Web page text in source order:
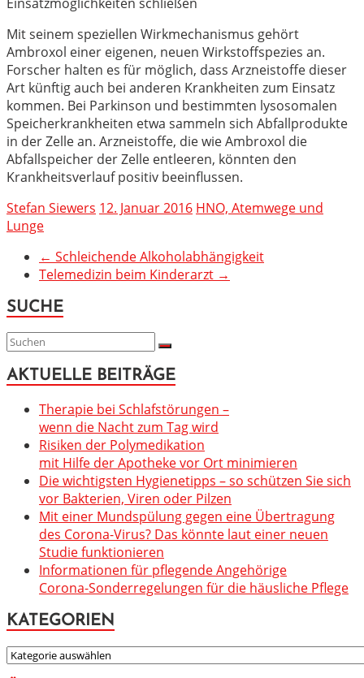
Mit seinem speziellen Wirkmechanismus gehört
Ambroxol einer eigenen, neuen Wirkstoffspezies an.
Forscher halten es für möglich, dass Arzneistoffe dieser
Art künftig auch bei anderen Krankheiten zum Einsatz
kommen. Bei Parkinson und bestimmten lysosomalen
Speicherkrankheiten etwa sammeln sich Abfallprodukte
in der Zelle an. Arzneistoffe, die wie Ambroxol die
Abfallspeicher der Zelle entleeren, könnten den
Krankheitsverlauf positiv beeinflussen.
Stefan Siewers 12. Januar 2016 HNO, Atemwege und
Lunge
← Schleichende Alkoholabhängigkeit
Telemedizin beim Kinderarzt →
SUCHE
AKTUELLE BEITRÄGE
Therapie bei Schlafstörungen –
wenn die Nacht zum Tag wird
Risiken der Polymedikation
mit Hilfe der Apotheke vor Ort minimieren
Die wichtigsten Hygienetipps – so schützen Sie sich
vor Bakterien, Viren oder Pilzen
Mit einer Mundspülung gegen eine Übertragung
des Corona-Virus? Das könnte laut einer neuen
Studie funktionieren
Informationen für pflegende Angehörige
Corona-Sonderregelungen für die häusliche Pflege
KATEGORIEN
KATEGORIEN